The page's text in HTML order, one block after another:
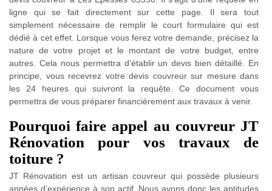
ligne qui se fait directement sur cette page. Il sera tout
simplement nécessaire de remplir le court formulaire qui est
dédié à cet effet. Lorsque vous ferez votre demande, précisez la
nature de votre projet et le montant de votre budget, entre
autres. Cela nous permettra d’établir un devis bien détaillé. En
principe, vous recevrez votre devis couvreur sur mesure dans
les 24 heures qui suivront la requête. Ce document vous
permettra de vous préparer financièrement aux travaux à venir.
Pourquoi faire appel au couvreur JT
Rénovation pour vos travaux de
toiture ?
JT Rénovation est un artisan couvreur qui possède plusieurs
années d’expérience à son actif. Nous avons donc les aptitudes